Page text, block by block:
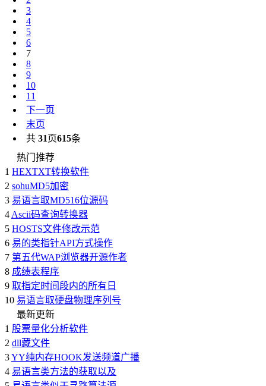
3
4
5
6
7
8
9
10
11
下一页
末页
共 31页615条
热门推荐
1 HEXTXT转换软件
2 sohuMD5加密
3 易语言取MD516位源码
4 Ascii码查询转换器
5 HOSTS文件修改示范
6 易的类指针API方式操作
7 第五代WAP浏览器开源作者
8 成绩表程序
9 取指定时间段内的所有日
10 易语言取硬盘物理序列号
最新更新
1 股票量化分析软件
2 dll藏文件
3YY纯内存HOOK发送频道广播
4 易语言类方法的获取以及